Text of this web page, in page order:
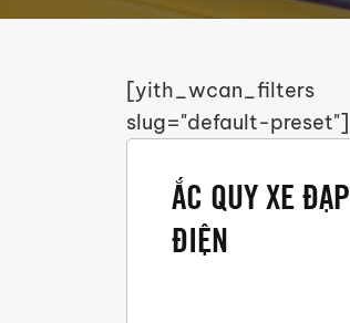
[yith_wcan_filters
slug="default-preset"]
ẮC QUY XE ĐẠP
ĐIỆN